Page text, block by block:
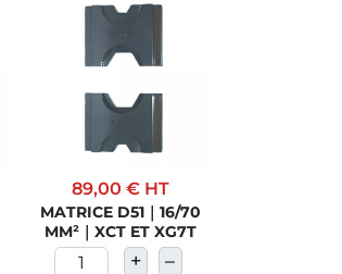
89,00 € HT
MATRICE D51｜16/70
MM²｜XCT ET XG7T
+ –